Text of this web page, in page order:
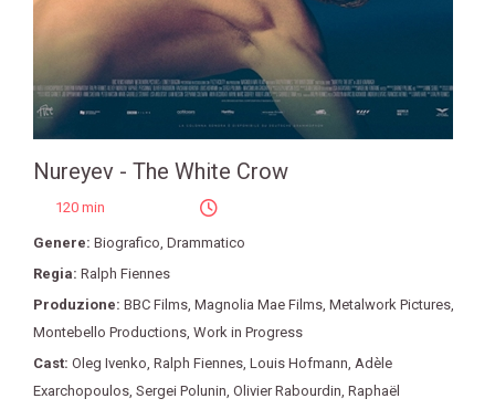
Nureyev - The White Crow
120 min
Genere: Biografico, Drammatico
Regia: Ralph Fiennes
Produzione: BBC Films, Magnolia Mae Films, Metalwork Pictures,
Montebello Productions, Work in Progress
Cast: Oleg Ivenko, Ralph Fiennes, Louis Hofmann, Adèle
Exarchopoulos, Sergei Polunin, Olivier Rabourdin, Raphaël